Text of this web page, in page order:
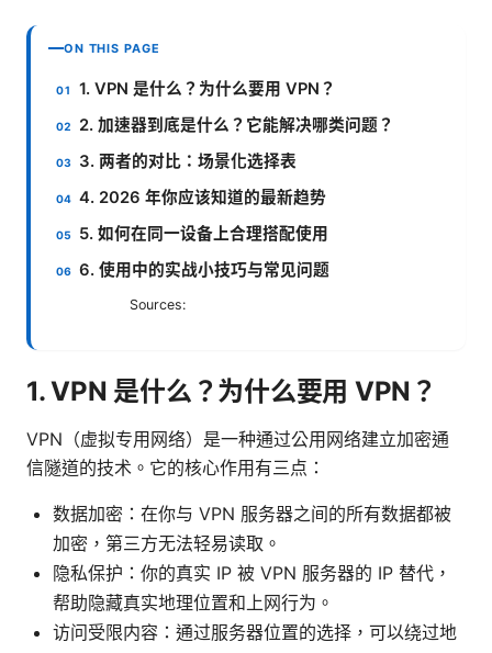
ON THIS PAGE
1. VPN 是什么？为什么要用 VPN？
2. 加速器到底是什么？它能解决哪类问题？
3. 两者的对比：场景化选择表
4. 2026 年你应该知道的最新趋势
5. 如何在同一设备上合理搭配使用
6. 使用中的实战小技巧与常见问题
Sources:
1. VPN 是什么？为什么要用 VPN？
VPN（虚拟专用网络）是一种通过公用网络建立加密通
信隧道的技术。它的核心作用有三点：
数据加密：在你与 VPN 服务器之间的所有数据都被
加密，第三方无法轻易读取。
隐私保护：你的真实 IP 被 VPN 服务器的 IP 替代，
帮助隐藏真实地理位置和上网行为。
访问受限内容：通过服务器位置的选择，可以绕过地